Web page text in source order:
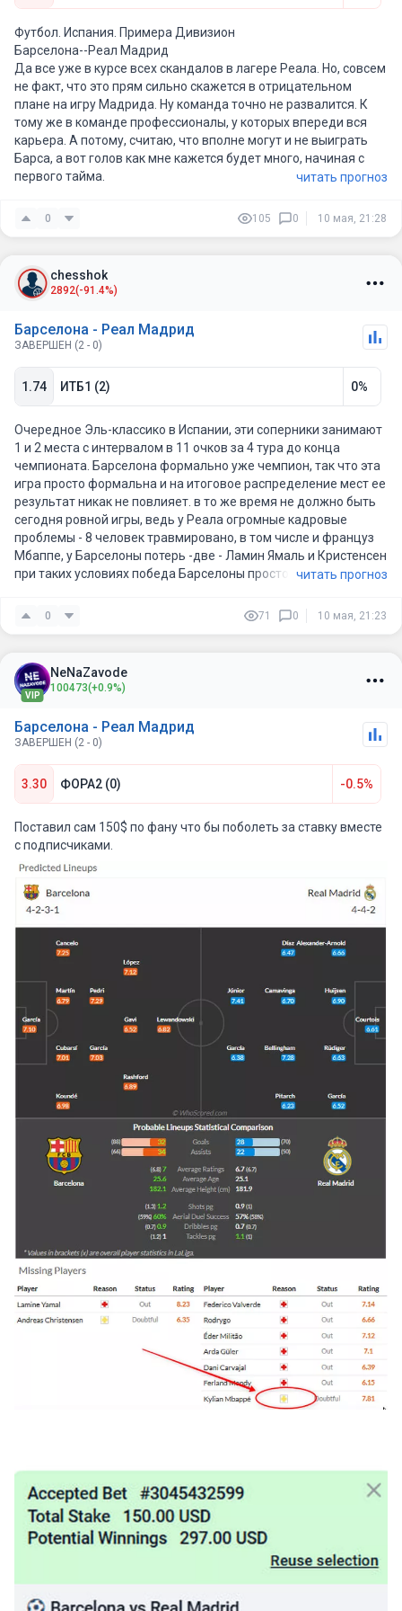
Футбол. Испания. Примера Дивизион
Барселона--Реал Мадрид
Да все уже в курсе всех скандалов в лагере Реала. Но, совсем
не факт, что это прям сильно скажется в отрицательном
плане на игру Мадрида. Ну команда точно не развалится. К
тому же в команде профессионалы, у которых впереди вся
карьера. А потому, считаю, что вполне могут и не выиграть
Барса, а вот голов как мне кажется будет много, начиная с
первого тайма.
читать прогноз
0 105 0 10 мая, 21:28
chesshok
2892(-91.4%)
Барселона - Реал Мадрид
ЗАВЕРШЕН (2 - 0)
1.74 ИТБ1 (2) 0%
Очередное Эль-классико в Испании, эти соперники занимают
1 и 2 места с интервалом в 11 очков за 4 тура до конца
чемпионата. Барселона формально уже чемпион, так что эта
игра просто формальна и на итоговое распределение мест ее
результат никак не повлияет. в то же время не должно быть
сегодня ровной игры, ведь у Реала огромные кадровые
проблемы - 8 человек травмировано, в том числе и француз
Мбаппе, у Барселоны потерь -две - Ламин Ямаль и Кристенсен
при таких условиях победа Барселоны просто очевидна,
Беру ИТБ1 (2) за 1,74 хотя и просто возврат тоже вероятен.
читать прогноз
0 71 0 10 мая, 21:23
VIP
NeNaZavode
100473(+0.9%)
Барселона - Реал Мадрид
ЗАВЕРШЕН (2 - 0)
3.30 ФОРА2 (0) -0.5%
Поставил сам 150$ по фану что бы поболеть за ставку вместе
с подписчиками.